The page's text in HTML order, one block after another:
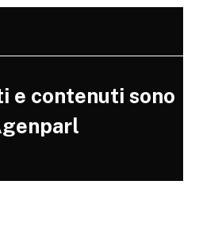
e contenuti sono